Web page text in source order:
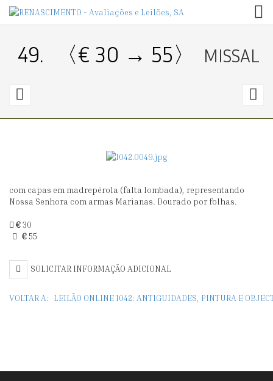
49. 〈€ 30 → 55〉
MISSAL
〈€
PRATO
ESMOLAS
com capas em madrepérola (falta lombada), representando
Nossa Senhora com armas Marianas. Dourado por folhas.
€30
€55
SOLICITAR INFORMAÇÃO ADICIONAL
VOLTAR A: LEILÃO ONLINE 1042: ANTIGUIDADES, PINTURA E